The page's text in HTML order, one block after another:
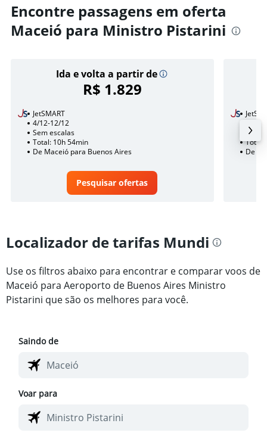
Encontre passagens em oferta
Maceió para Ministro Pistarini
Ida e volta a partir de
R$ 1.829
JetSMART
4/12-12/12
Sem escalas
Total: 10h 54min
De Maceió para Buenos Aires
Pesquisar ofertas
15/12
Sem
Total:
De
Localizador de tarifas Mundi
Use os filtros abaixo para encontrar e comparar voos de
Maceió para Aeroporto de Buenos Aires Ministro
Pistarini que são os melhores para você.
Saindo de
Voar para